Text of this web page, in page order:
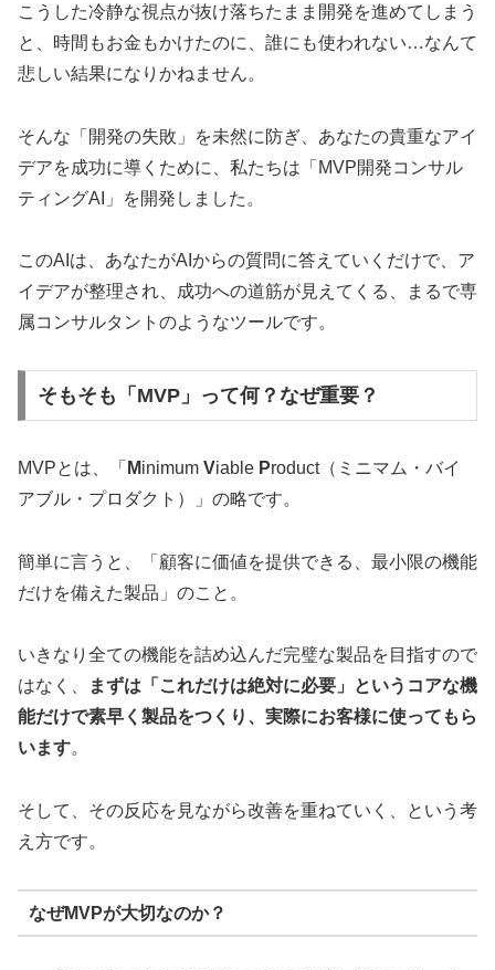
こうした冷静な視点が抜け落ちたまま開発を進めてしまう
と、時間もお金もかけたのに、誰にも使われない…なんて
悲しい結果になりかねません。
そんな「開発の失敗」を未然に防ぎ、あなたの貴重なアイ
デアを成功に導くために、私たちは「MVP開発コンサル
ティングAI」を開発しました。
このAIは、あなたがAIからの質問に答えていくだけで、ア
イデアが整理され、成功への道筋が見えてくる、まるで専
属コンサルタントのようなツールです。
そもそも「MVP」って何？なぜ重要？
MVPとは、「 Minimum Viable Product（ミニマム・バイ
アブル・プロダクト）」の略です。
簡単に言うと、「顧客に価値を提供できる、最小限の機能
だけを備えた製品」のこと。
いきなり全ての機能を詰め込んだ完璧な製品を目指すので
はなく、
まずは「これだけは絶対に必要」というコアな機
能だけで素早く製品をつくり、実際にお客様に使ってもら
います。
そして、その反応を見ながら改善を重ねていく、という考
え方です。
なぜMVPが大切なのか？